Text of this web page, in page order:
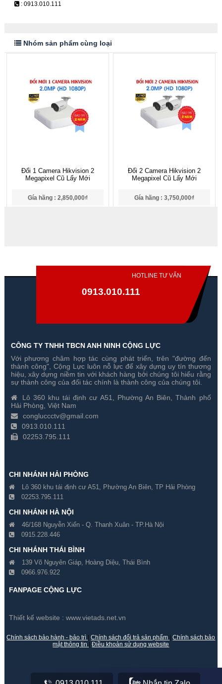
: 0913.010.111
Nhóm sản phẩm cùng loại
Đổi 1 Camera Hikvision 2
Megapixel Cũ Lấy Mới
Gía hãng : 2,850,000₫
Đổi 2 Camera Hikvision 2
Megapixel Cũ Lấy Mới
Gía hãng : 3,750,000₫
Đổi 3 Camera Hikvision 2
Megapixel Cũ Lấy Mới
Gía hãng : 4,650,000₫
4,565,000₫
Đổi 4 Camera Hikvision 2
Megapixel Cũ Lấy Mới
Gía hãng : 5,550,000₫
5,464,000₫
Đổi 5 Camera Hikvision 2
Gía hãng : 7,600,000₫
7,500,000₫
HOTLINE TƯ VẤN
0913.010.111
CÔNG TY TNHH TBCN ANH NINH CỘNG LỰC
Với phương châm hợp tác cùng phát triển, trên "đường đến
thành công", Cộng Lực luôn nỗ lực để xây dựng uy tín thương
hiệu, xây dựng niềm tin với khách hàng bởi chúng tôi hiểu rằng
sự thành công của đối tác chính là thành công của chúng tôi.
Lô 360 khu tái định cư A51, Phường An Biên, Thành phố
Hải Phòng, Việt Nam
congluccctv@gmail.com
0913.010.111
02253.795.111
CHI NHÁNH HẢI PHÒNG
Lô 360 khu tái định cư A51, Phường An Biên, TP Hải Phòng
02253.795.111
CHI NHÁNH HÀ NỘI
46/168 Nguyễn Xiển - Q. Thanh Xuân - TP.Hà Nội
0915.228.446
CHI NHÁNH THÁI BÌNH
139 Võ Nguyên Giáp, Hoàng Diệu, Thái Bình
0966.976.922
FANPAGE CỘNG LỰC
Thiết kế website : www.vietads.net.vn
Chính sách bảo hành - bảo trì Chính sách đổi trả sản phẩm
Chính sách bảo
mật thông tin
Điều khoản sử dụng website